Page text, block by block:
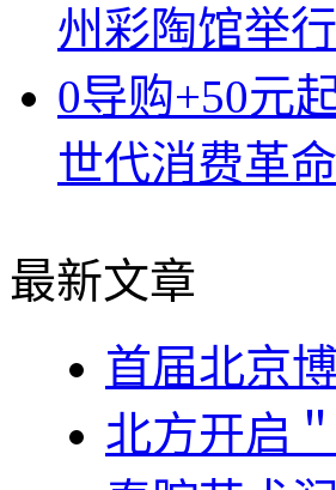
州彩陶馆举行
0导购+50元
世代消费革命
最新文章
首届北京
北方开启